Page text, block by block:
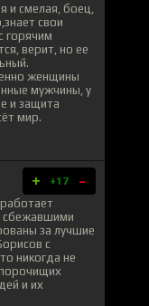
и смелая, боец,
свои
горячим
верит, но ее
женщины
мужчины, у
и защита
мир.
+ +17 -
сбежавшими
за лучшие
с
никогда не
и их